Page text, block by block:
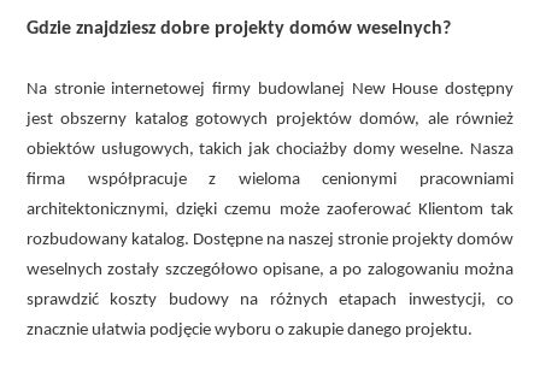
Gdzie znajdziesz dobre projekty domów weselnych?
Na stronie internetowej firmy budowlanej New House dostępny
jest obszerny katalog gotowych projektów domów, ale również
obiektów usługowych, takich jak chociażby domy weselne. Nasza
firma współpracuje z wieloma cenionymi pracowniami
architektonicznymi, dzięki czemu może zaoferować Klientom tak
rozbudowany katalog. Dostępne na naszej stronie projekty domów
weselnych zostały szczegółowo opisane, a po zalogowaniu można
sprawdzić koszty budowy na różnych etapach inwestycji, co
znacznie ułatwia podjęcie wyboru o zakupie danego projektu.